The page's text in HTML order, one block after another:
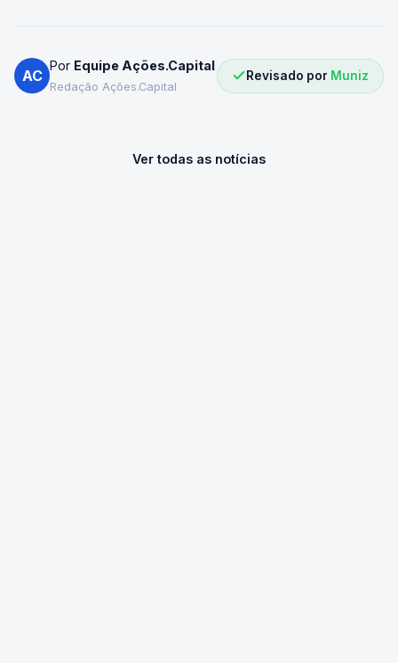
AC
Por Equipe Ações.Capital
Redação Ações.Capital
Revisado por Muniz
Ver todas as notícias